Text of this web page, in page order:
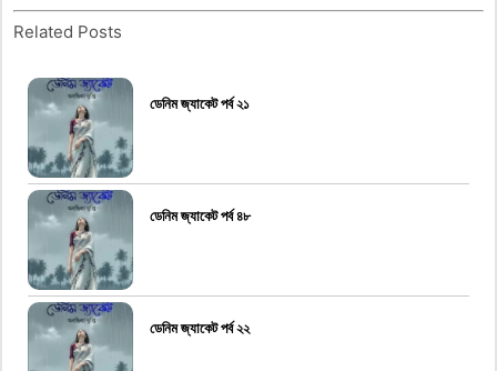
Related Posts
ডেনিম জ্যাকেট পর্ব ২১
ডেনিম জ্যাকেট পর্ব ৪৮
ডেনিম জ্যাকেট পর্ব ২২